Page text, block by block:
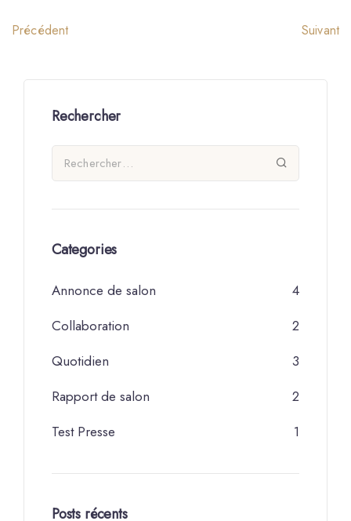
Précédent Suivant
Rechercher
Categories
Annonce de salon
4
Collaboration
2
Quotidien
3
Rapport de salon
2
Test Presse
1
Posts récents